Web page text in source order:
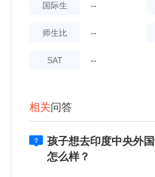
国际生 --
师生比 --
SAT --
相关问答
孩子想去印度中央外
怎么样？